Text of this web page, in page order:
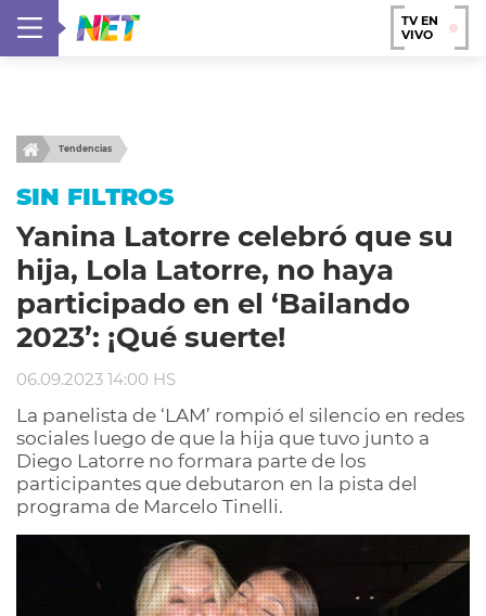
TV EN
VIVO
Tendencias
SIN FILTROS
Yanina Latorre celebró que su
hija, Lola Latorre, no haya
participado en el ‘Bailando
2023’: ¡Qué suerte!
06.09.2023 14:00 HS
La panelista de ‘LAM’ rompió el silencio en redes
sociales luego de que la hija que tuvo junto a
Diego Latorre no formara parte de los
participantes que debutaron en la pista del
programa de Marcelo Tinelli.